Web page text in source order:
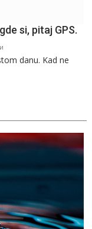
si, pitaj GPS.
Beogradska
gde
si,
danu. Kad ne